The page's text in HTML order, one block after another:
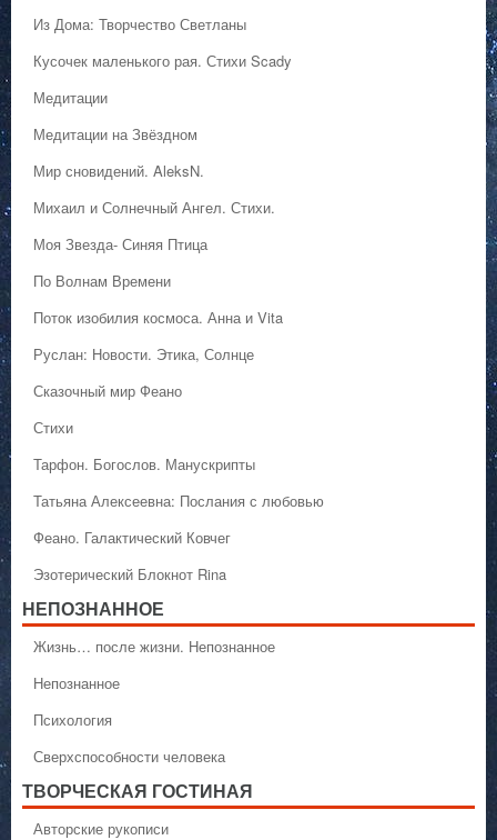
Из Дома: Творчество Светланы
Кусочек маленького рая. Стихи Scady
Медитации
Медитации на Звёздном
Мир сновидений. AleksN.
Михаил и Солнечный Ангел. Стихи.
Моя Звезда- Синяя Птица
По Волнам Времени
Поток изобилия космоса. Анна и Vita
Руслан: Новости. Этика, Солнце
Сказочный мир Феано
Стихи
Тарфон. Богослов. Манускрипты
Татьяна Алексеевна: Послания с любовью
Феано. Галактический Ковчег
Эзотерический Блокнот Rina
НЕПОЗНАННОЕ
Жизнь… после жизни. Непознанное
Непознанное
Психология
Сверхспособности человека
ТВОРЧЕСКАЯ ГОСТИНАЯ
Авторские рукописи